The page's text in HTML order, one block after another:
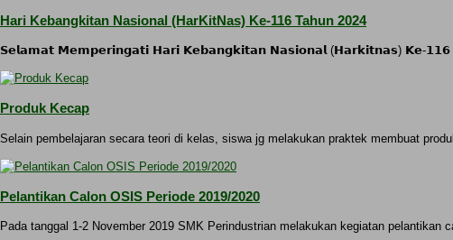
Hari Kebangkitan Nasional (HarKitNas) Ke-116 Tahun 2024
𝗦𝗲𝗹𝗮𝗺𝗮𝘁 𝗠𝗲𝗺𝗽𝗲𝗿𝗶𝗻𝗴𝗮𝘁𝗶 𝗛𝗮𝗿𝗶 𝗞𝗲𝗯𝗮𝗻𝗴𝗸𝗶𝘁𝗮𝗻 𝗡𝗮𝘀𝗶𝗼𝗻𝗮𝗹 (𝗛𝗮𝗿𝗸𝗶𝘁𝗻𝗮𝘀) 𝗞𝗲-𝟭𝟭𝟲
Produk Kecap
Selain pembelajaran secara teori di kelas, siswa jg melakukan praktek membuat
Pelantikan Calon OSIS Periode 2019/2020
Pada tanggal 1-2 November 2019 SMK Perindustrian melakukan kegiatan